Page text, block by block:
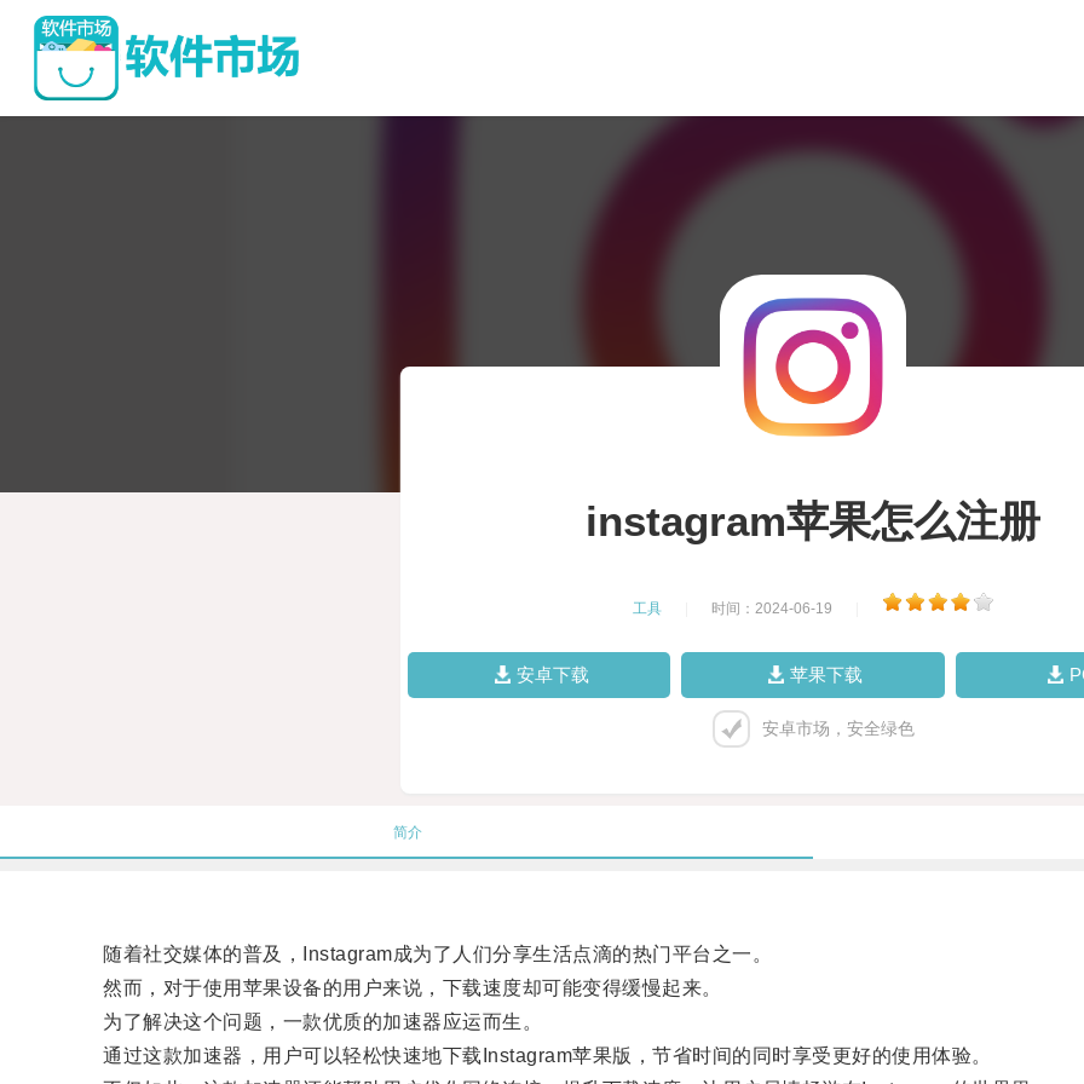
instagram苹果怎么注册
工具 时间：2024-06-19
安卓下载 苹果下载
安卓市场，安全绿色
简介
随着社交媒体的普及，Instagram成为了人们分享生活点滴的热门平台之一。
然而，对于使用苹果设备的用户来说，下载速度却可能变得缓慢起来。
为了解决这个问题，一款优质的加速器应运而生。
通过这款加速器，用户可以轻松快速地下载Instagram苹果版，节省时间的同时享受更好的使用体验。